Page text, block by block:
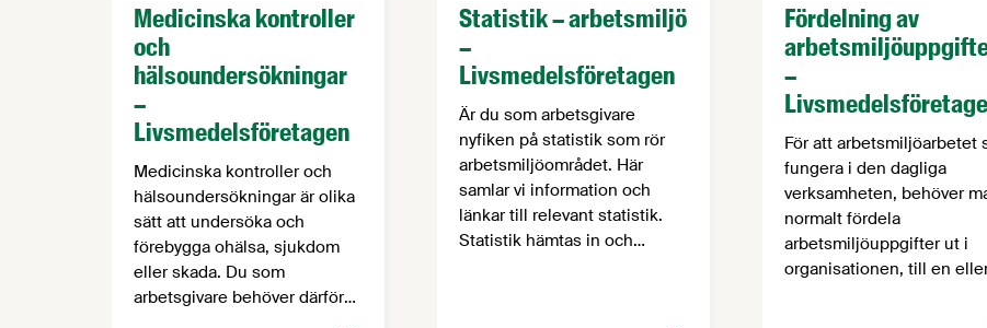
Medicinska kontroller
och
hälsoundersökningar
–
Livsmedelsföretagen
Medicinska kontroller och
hälsoundersökningar är olika
sätt att undersöka och
förebygga ohälsa, sjukdom
eller skada. Du som
arbetsgivare behöver därför
Statistik – arbetsmiljö
–
Livsmedelsföretagen
Är du som arbetsgivare
nyfiken på statistik som rör
arbetsmiljöområdet. Här
samlar vi information och
länkar till relevant statistik.
Statistik hämtas in och
Fördelning av
–
För att arbetsmiljöarbetet
fungera i den dagliga
verksamheten, behöver
normalt fördela
arbetsmiljöuppgifter ut i
organisationen, till en